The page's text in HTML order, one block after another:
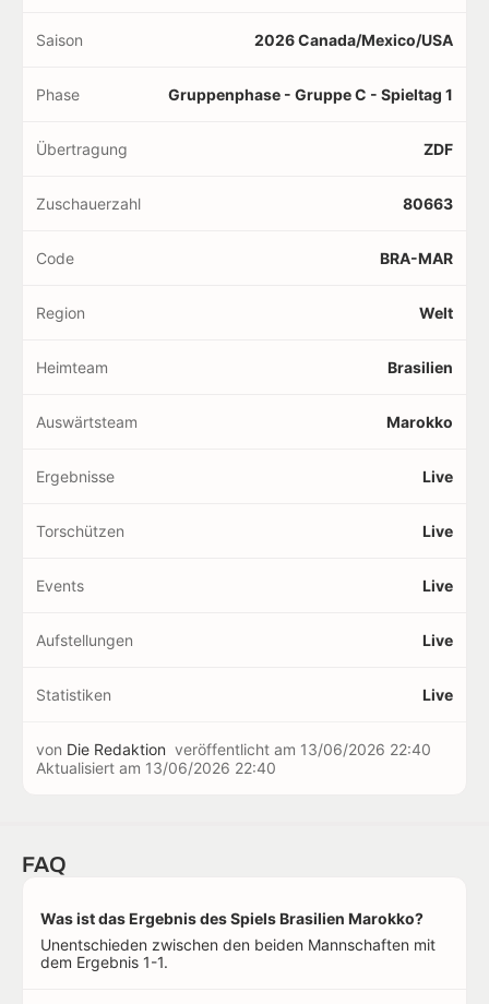
Saison 2026 Canada/Mexico/USA
Phase Gruppenphase - Gruppe C - Spieltag 1
Übertragung ZDF
Zuschauerzahl 80663
Code BRA-MAR
Region Welt
Heimteam Brasilien
Auswärtsteam Marokko
Ergebnisse Live
Torschützen Live
Events Live
Aufstellungen Live
Statistiken Live
von Die Redaktion veröffentlicht am 13/06/2026 22:40
Aktualisiert am 13/06/2026 22:40
FAQ
Was ist das Ergebnis des Spiels Brasilien Marokko?
Unentschieden zwischen den beiden Mannschaften mit
dem Ergebnis 1-1.